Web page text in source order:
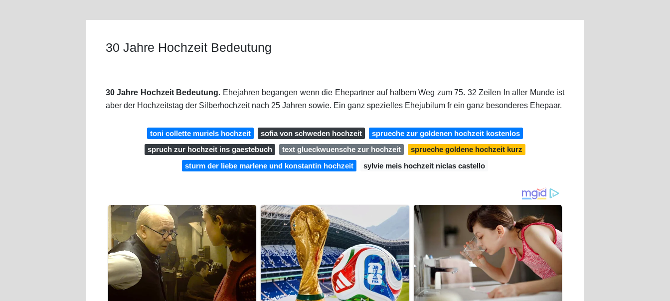
30 Jahre Hochzeit Bedeutung
30 Jahre Hochzeit Bedeutung. Ehejahren begangen wenn die Ehepartner auf halbem Weg zum 75. 32 Zeilen In aller Munde ist
aber der Hochzeitstag der Silberhochzeit nach 25 Jahren sowie. Ein ganz spezielles Ehejubilum fr ein ganz besonderes Ehepaar.
toni collette muriels hochzeit sofia von schweden hochzeit
sprueche zur goldenen hochzeit kostenlos
spruch zur hochzeit ins gaestebuch
text glueckwuensche zur hochzeit
sprueche goldene hochzeit kurz
sturm der liebe marlene und konstantin hochzeit
sylvie meis hochzeit niclas castello